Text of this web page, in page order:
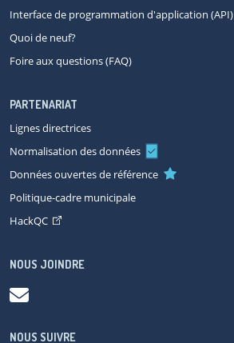
Interface de programmation d'application (API)
Quoi de neuf?
Foire aux questions (FAQ)
PARTENARIAT
Lignes directrices
Normalisation des données
Données ouvertes de référence
Politique-cadre municipale
HackQC
NOUS JOINDRE
NOUS SUIVRE